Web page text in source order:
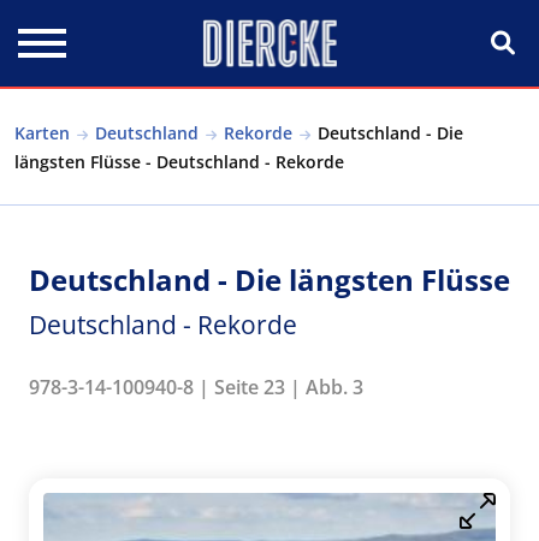
Karten Deutschland Rekorde
Deutschland - Die
längsten Flüsse - Deutschland - Rekorde
Deutschland - Die längsten Flüsse
Deutschland - Rekorde
978-3-14-100940-8 | Seite 23 | Abb. 3